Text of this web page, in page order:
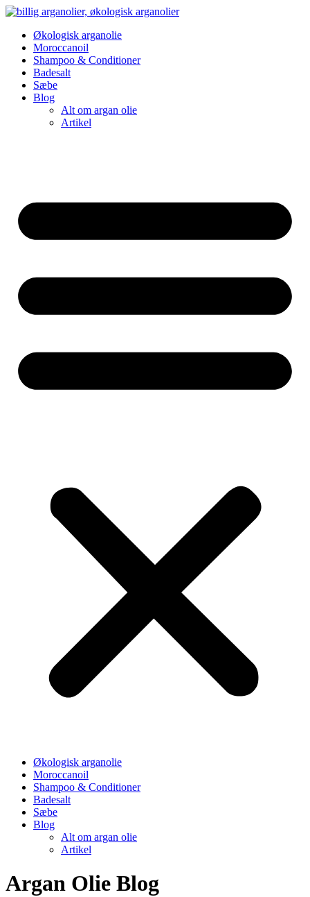
Videre
indholdØkologisk arganolie
Moroccanoil
Shampoo & Conditioner
Badesalt
Sæbe
Blog
Alt om argan olie
Artikel
Økologisk arganolie
Moroccanoil
Shampoo & Conditioner
Badesalt
Sæbe
Blog
Alt om argan olie
Artikel
Argan Olie Blog